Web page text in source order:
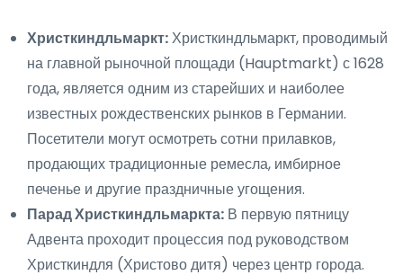
Христкиндльмаркт:Христкиндльмаркт, проводимый
на главной рыночной площади (Hauptmarkt) с 1628
года, является одним из старейших и наиболее
известных рождественских рынков в Германии.
Посетители могут осмотреть сотни прилавков,
продающих традиционные ремесла, имбирное
печенье и другие праздничные угощения.
Парад Христкиндльмаркта: В первую пятницу
Адвента проходит процессия под руководством
Христкиндля (Христово дитя) через центр города.